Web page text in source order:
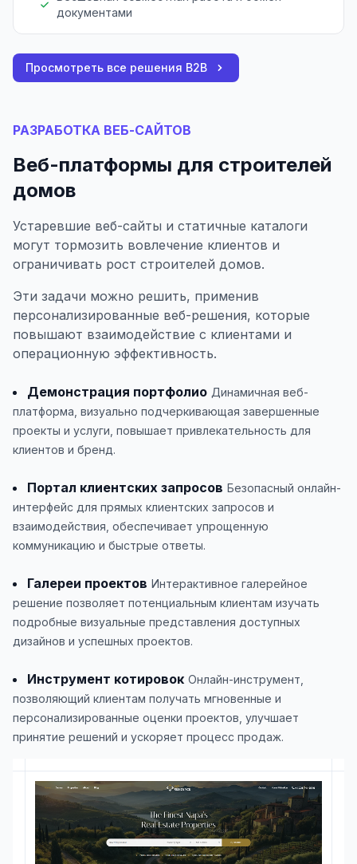
документами
Просмотреть все решения B2B
РАЗРАБОТКА ВЕБ-САЙТОВ
Веб-платформы для строителей
домов
Устаревшие веб-сайты и статичные каталоги
могут тормозить вовлечение клиентов и
ограничивать рост строителей домов.
Эти задачи можно решить, применив
персонализированные веб-решения, которые
повышают взаимодействие с клиентами и
операционную эффективность.
Демонстрация портфолио Динамичная веб-
платформа, визуально подчеркивающая завершенные
проекты и услуги, повышает привлекательность для
клиентов и бренд.
Портал клиентских запросов Безопасный онлайн-
интерфейс для прямых клиентских запросов и
взаимодействия, обеспечивает упрощенную
коммуникацию и быстрые ответы.
Галереи проектов Интерактивное галерейное
решение позволяет потенциальным клиентам изучать
подробные визуальные представления доступных
дизайнов и успешных проектов.
Инструмент котировок Онлайн-инструмент,
позволяющий клиентам получать мгновенные и
персонализированные оценки проектов, улучшает
принятие решений и ускоряет процесс продаж.